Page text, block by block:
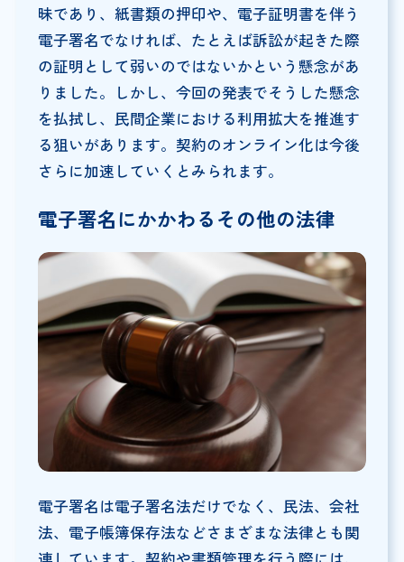
昧であり、紙書類の押印や、電子証明書を伴う
電子署名でなければ、たとえば訴訟が起きた際
の証明として弱いのではないかという懸念があ
りました。しかし、今回の発表でそうした懸念
を払拭し、民間企業における利用拡大を推進す
る狙いがあります。契約のオンライン化は今後
さらに加速していくとみられます。
電子署名にかかわるその他の法律
電子署名は電子署名法だけでなく、民法、会社
法、電子帳簿保存法などさまざまな法律とも関